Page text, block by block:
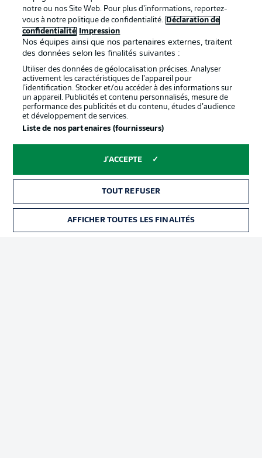
Proposé par
services
Mentions Légales Gérer mes préférences
Diffuseurs
Travaux Contact
notre ou nos Site Web. Pour plus d’informations, reportez-
vous à notre politique de confidentialité.
Déclaration de
confidentialité
Impression
Nos équipes ainsi que nos partenaires externes, traitent
des données selon les finalités suivantes :
Utiliser des données de géolocalisation précises. Analyser
activement les caractéristiques de l’appareil pour
l’identification. Stocker et/ou accéder à des informations sur
un appareil. Publicités et contenu personnalisés, mesure de
performance des publicités et du contenu, études d’audience
et développement de services.
Liste de nos partenaires (fournisseurs)
J'ACCEPTE
TOUT REFUSER
AFFICHER TOUTES LES FINALITÉS